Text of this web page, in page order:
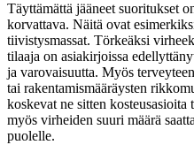
Täyttämättä jääneet suoritukset
korvattava. Näitä ovat
tiivistysmassat. Törkeäksi
tilaaja on asiakirjoissa
ja varovaisuutta. Myös
tai rakentamismääräysten
koskevat ne sitten
myös virheiden suuri määrä
puolelle.